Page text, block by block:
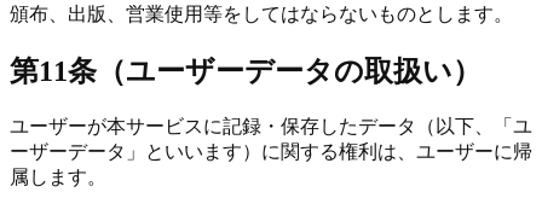
頒布、出版、営業使用等をしてはならないものとします。
第11条（ユーザーデータの取扱い）
ユーザーが本サービスに記録・保存したデータ（以下、「ユ
ーザーデータ」といいます）に関する権利は、ユーザーに帰
属します。